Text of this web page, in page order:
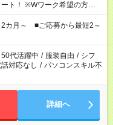
望の方へ
と、もう1つのお仕事の勤務
合は応募できません。
2カ月～ ■ご応募から最短2～
代活躍中 / 服装自由 / シフ
話対応なし / パソコンスキル不
詳細へ